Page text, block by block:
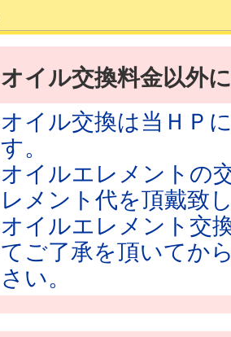
オイル交換料金以外
オイル交換は当ＨＰ
す。
オイルエレメントの
レメント代を頂戴致
オイルエレメント交
てご了承を頂いてか
さい。